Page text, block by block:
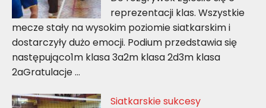
reprezentacji klas. Wszystkie
mecze stały na wysokim poziomie siatkarskim i
dostarczyły dużo emocji. Podium przedstawia się
następująco1m klasa 3a2m klasa 2d3m klasa
2aGratulacje …
Siatkarskie sukcesy